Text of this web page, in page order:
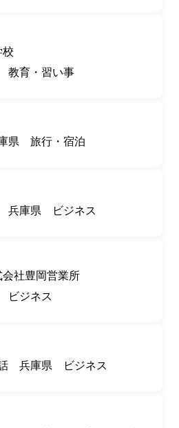
校
教育・習い事
県 旅行・宿泊
兵庫県 ビジネス
社豊岡営業所
ビジネス
兵庫県 ビジネス